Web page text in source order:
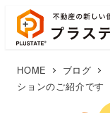
HOME ブログ
ションのご紹介です